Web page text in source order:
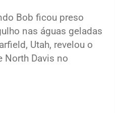
Bob ficou preso
nas águas geladas
Utah, revelou o
North Davis no